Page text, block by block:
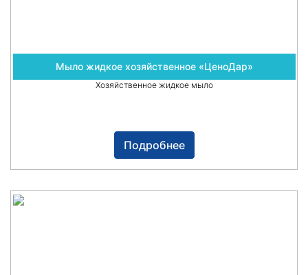
Мыло жидкое хозяйственное «ЦеноДар»
Хозяйственное жидкое мыло
Подробнее